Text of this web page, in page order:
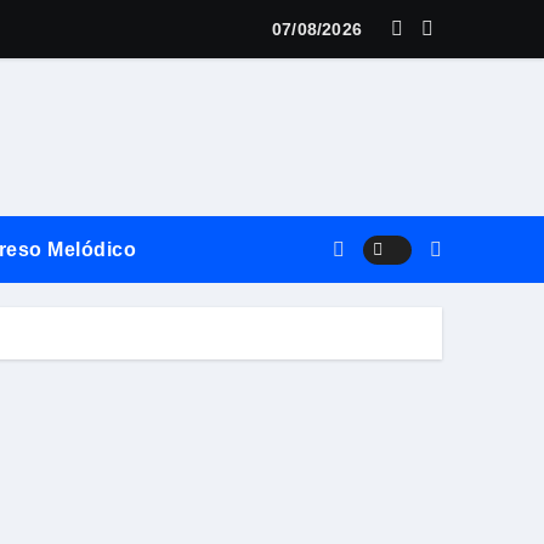
el territorio y la oralidad en literatura
07/08/2026
Melódico